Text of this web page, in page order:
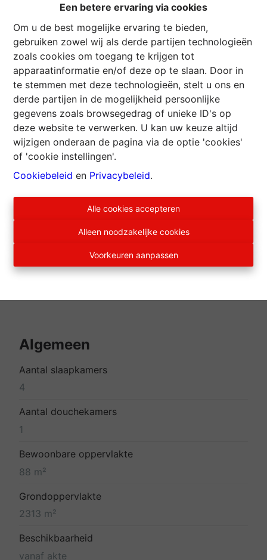
Een betere ervaring via cookies
Om u de best mogelijke ervaring te bieden,
gebruiken zowel wij als derde partijen technologieën
zoals cookies om toegang te krijgen tot
apparaatinformatie en/of deze op te slaan. Door in
te stemmen met deze technologieën, stelt u ons en
derde partijen in de mogelijkheid persoonlijke
gegevens zoals browsegedrag of unieke ID's op
deze website te verwerken. U kan uw keuze altijd
wijzigen onderaan de pagina via de optie 'cookies'
of 'cookie instellingen'.
Cookiebeleid en Privacybeleid.
Alle cookies accepteren
Alleen noodzakelijke cookies
Voorkeuren aanpassen
Eerste verdieping met slaapkamer 9 m²,
bergruimte 2 m² en aparte wc.
Op het bovenste half niveau, slaapkamer 16 m².
Beneden kelder 19 m², op hoger half niveau, met
toegang van buitenaf, stookruimte 11 m².
Dak van de woning natuurlijke en kunstleien,
ramen pvc dubbele beglazing, centrale
verwarming met stookolie, open haard in salon,
elektriciteit met dagteller, moet aangepast worden
aan de huidige normen, telefoon- en kabeltelevisie
aansluitingen.
Deze aangename, typische Ardense
terrein aan de rand van het ''Ruisseau de la
Madeleine'', dichtbij de Semois en aan de ingang
van dit charmante dorpje gewiegd door de rivier
Algemeen
Aantal slaapkamers
4
Aantal douchekamers
1
Bewoonbare oppervlakte
88 m²
Grondoppervlakte
2313 m²
Beschikbaarheid
vanaf akte